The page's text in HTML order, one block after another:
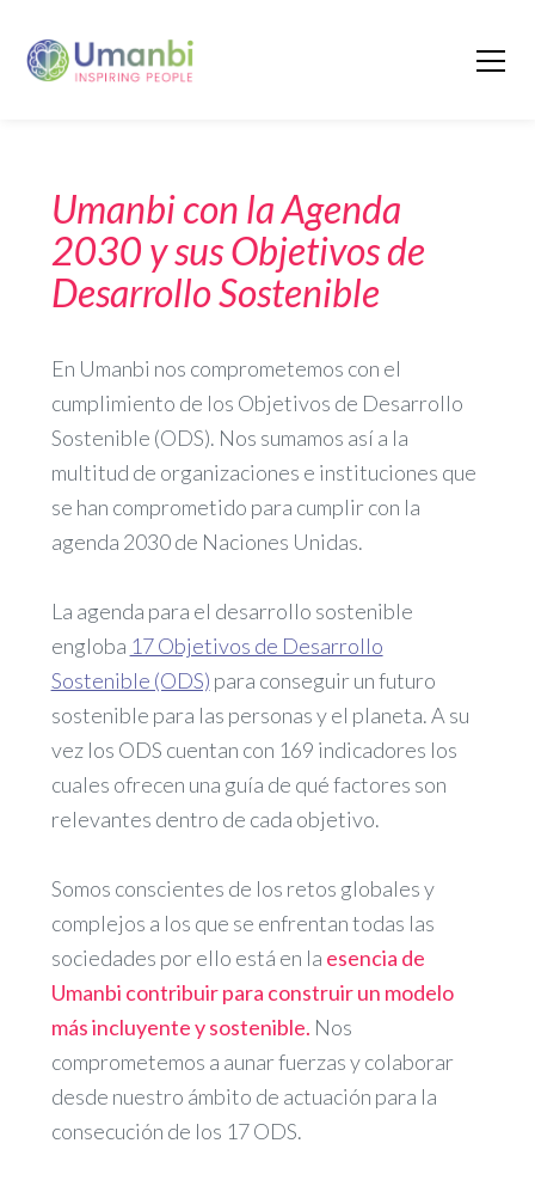
Umanbi con la Agenda
2030 y sus Objetivos de
Desarrollo Sostenible
En Umanbi nos comprometemos con el
cumplimiento de los Objetivos de Desarrollo
Sostenible (ODS). Nos sumamos así a la
multitud de organizaciones e instituciones que
se han comprometido para cumplir con la
agenda 2030 de Naciones Unidas.
La agenda para el desarrollo sostenible
engloba 17 Objetivos de Desarrollo
Sostenible (ODS) para conseguir un futuro
sostenible para las personas y el planeta. A su
vez los ODS cuentan con 169 indicadores los
cuales ofrecen una guía de qué factores son
relevantes dentro de cada objetivo.
Somos conscientes de los retos globales y
complejos a los que se enfrentan todas las
sociedades por ello está en la esencia de
Umanbi contribuir para construir un modelo
más incluyente y sostenible. Nos
comprometemos a aunar fuerzas y colaborar
desde nuestro ámbito de actuación para la
consecución de los 17 ODS.